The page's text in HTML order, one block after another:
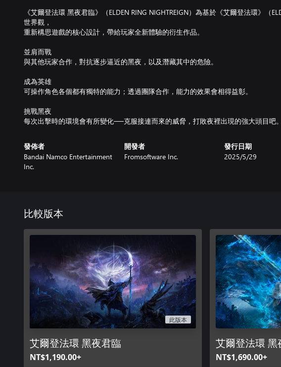
《艾爾登法環 黑夜君臨》（ELDEN RING NIGHTREIGN）為基於《艾爾登法環》（
世界觀，
重新構思遊戲的核心設計，帶給玩家全新體驗的衍生作品。
並肩而戰
與其他玩家合作，對抗逐步逼近的黑夜，以及潛藏其中的危險。
成為英雄
可操作角色各個都有獨特的能力；透過團隊合作，能力的效果會相得益彰。
挑戰黑夜
每次出擊時的環境會有所變化──克服接連而來的威脅，打敗夜裡出現的強大頭目吧。
發佈者
Bandai Namco Entertainment
Inc.
開發者
Fromsoftware Inc.
發行日期
2025/5/29
比較版本
此版本
艾爾登法環 黑夜君臨
NT$1,190.00+
艾爾登法環 黑
NT$1,690.00+